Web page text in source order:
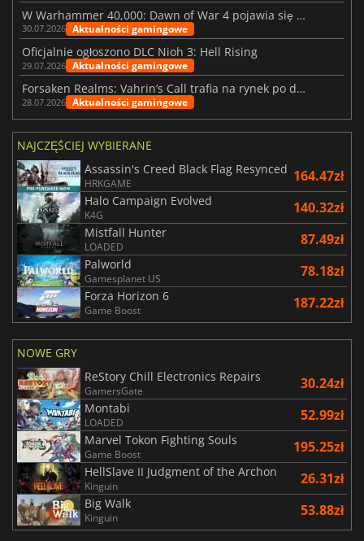
W Warhammer 40,000: Dawn of War 4 pojawia się frakcja Nekronów
30.07.2026 Aktualności gamingowe
Oficjalnie ogłoszono DLC Nioh 3: Hell Rising
29.07.2026 Aktualności gamingowe
Forsaken Realms: Vahrin’s Call trafia na rynek po dziesięciu latach prac
28.07.2026 Aktualności gamingowe
NAJCZĘŚCIEJ WYBIERANE
Assassin's Creed Black Flag Resynced
HRKGAME 164.47zł
Halo Campaign Evolved
K4G 140.32zł
Mistfall Hunter
LOADED 87.49zł
Palworld
Gamesplanet US 78.18zł
Forza Horizon 6
Game Boost 187.22zł
NOWE GRY
ReStory Chill Electronics Repairs
GamersGate 30.24zł
Montabi
LOADED 52.99zł
Marvel Tokon Fighting Souls
Game Boost 195.25zł
HellSlave II Judgment of the Archon
Kinguin 26.31zł
Big Walk
Kinguin 53.88zł